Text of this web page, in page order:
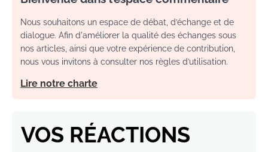
Nous souhaitons un espace de débat, d’échange et de
dialogue. Afin d'améliorer la qualité des échanges sous
nos articles, ainsi que votre expérience de contribution,
nous vous invitons à consulter nos règles d’utilisation.
Lire notre charte
VOS RÉACTIONS